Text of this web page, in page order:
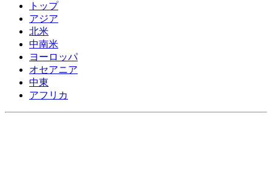
トップ
アジア
北米
中南米
ヨーロッパ
オセアニア
中東
アフリカ